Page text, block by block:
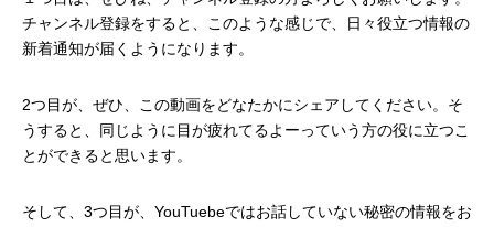
チャンネル登録をすると、このような感じで、日々役立つ情報の
新着通知が届くようになります。
2つ目が、ぜひ、この動画をどなたかにシェアしてください。そ
うすると、同じように目が疲れてるよーっていう方の役に立つこ
とができると思います。
そして、3つ目が、YouTuebeではお話していない秘密の情報をお